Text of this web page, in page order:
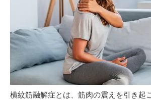
横紋筋融解症とは、筋肉の震えを引き起